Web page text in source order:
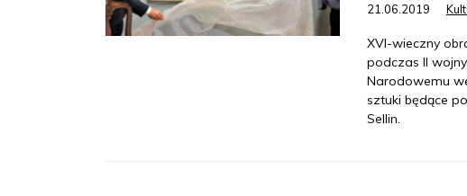
21.06.2019
XVI-wieczny
podczas II
Narodowemu
sztuki będące
Sellin.